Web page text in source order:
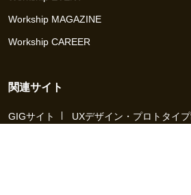
Workship MAGAZINE
Workship CAREER
関連サイト
GIGサイト
UXデザイン・プロトタイ